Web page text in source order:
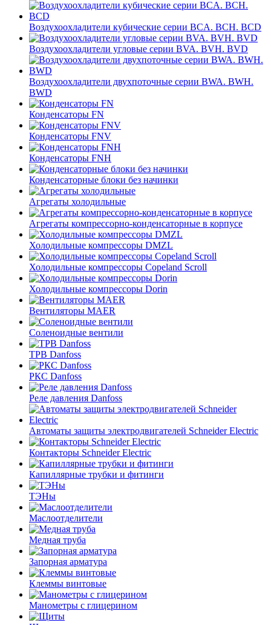
Воздухоохладители кубические серии BCA. BCH. BCD
Воздухоохладители угловые серии BVA. BVH. BVD
Воздухоохладители двухпоточные серии BWA. BWH.
BWD
Конденсаторы FN
Конденсаторы FNV
Конденсаторы FNH
Конденсаторные блоки без начинки
Агрегаты холодильные
Агрегаты компрессорно-конденсаторные в корпусе
Холодильные компрессоры DMZL
Холодильные компрессоры Copeland Scroll
Холодильные компрессоры Dorin
Вентиляторы MAER
Соленоидные вентили
ТРВ Danfoss
РКС Danfoss
Реле давления Danfoss
Автоматы защиты электродвигателей Schneider Electric
Контакторы Schneider Electric
Капиллярные трубки и фитинги
ТЭНы
Маслоотделители
Медная труба
Запорная арматура
Клеммы винтовые
Манометры с глицерином